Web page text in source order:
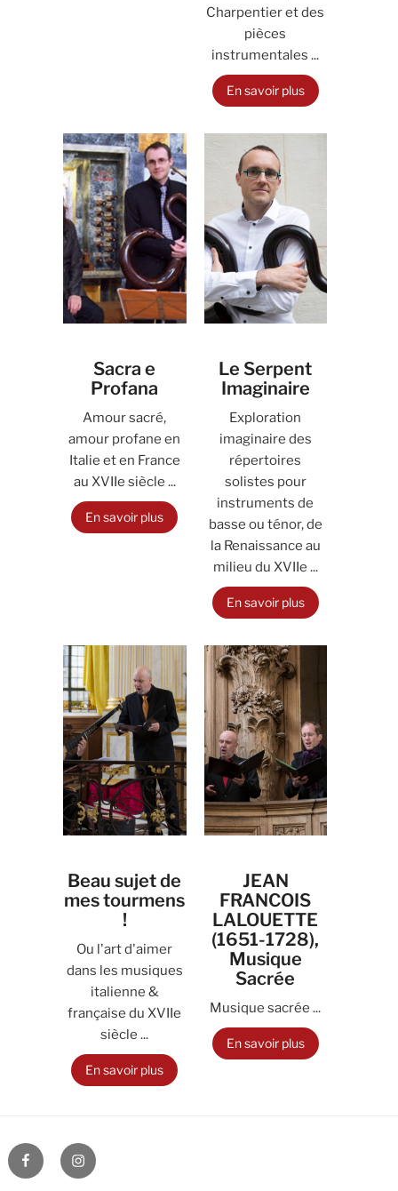
Charpentier et des
pièces
instrumentales ...
En savoir plus
Sacra e
Profana
Amour sacré,
amour profane en
Italie et en France
au XVIIe siècle ...
En savoir plus
Le Serpent
Imaginaire
Exploration
imaginaire des
répertoires
solistes pour
instruments de
basse ou ténor, de
la Renaissance au
milieu du XVIIe ...
En savoir plus
Beau sujet de
mes tourmens
!
Ou l'art d'aimer
dans les musiques
italienne &
française du XVIIe
siècle ...
En savoir plus
JEAN
FRANCOIS
LALOUETTE
(1651-1728),
Musique
Sacrée
Musique sacrée ...
En savoir plus
FacebookInstagram